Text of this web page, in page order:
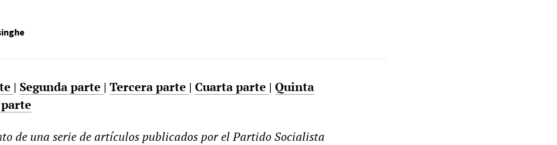
| Segunda parte | Tercera parte | Cuarta parte | Quinta
de una serie de artículos publicados por el Partido Socialista